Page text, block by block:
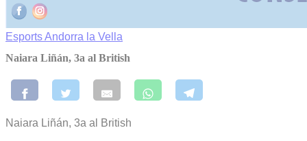
EsportsAndorra la Vella
Naiara Liñán, 3a al British
Naiara Liñán, 3a al British